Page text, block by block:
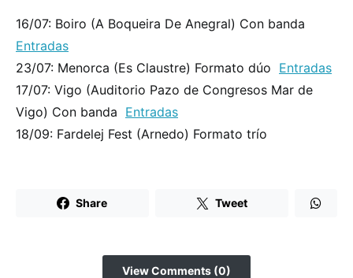
16/07: Boiro (A Boqueira De Anegral) Con banda
Entradas
23/07: Menorca (Es Claustre) Formato dúo Entradas
17/07: Vigo (Auditorio Pazo de Congresos Mar de
Vigo) Con banda Entradas
18/09: Fardelej Fest (Arnedo) Formato trío
Share Tweet
View Comments (0)